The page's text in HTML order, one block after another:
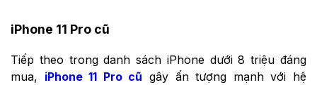
iPhone 11 Pro cũ
Tiếp theo trong danh sách iPhone dưới 8 triệu đáng
mua, iPhone 11 Pro cũ gây ấn tượng mạnh với hệ